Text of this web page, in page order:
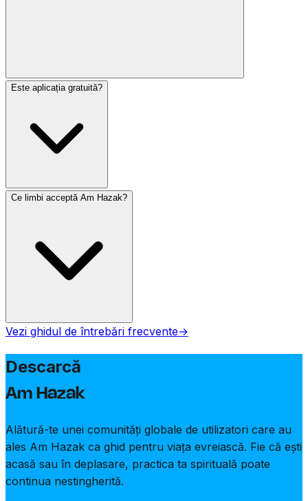
În prezent, Am Hazak este disponibil exclusiv pe
aplicației către utilizatorii Android în viitor.
Este aplicația gratuită?
Da! Am Hazak este complet gratuit de descărcat și
rugăciunile, evenimentele din calendar și notificările sunt
disponibile fără costuri.
Ce limbi acceptă Am Hazak?
Am Hazak acceptă ebraica și engleza, cu rugăciuni
disponibile în textul original ebraic împreună cu traduceri
și transliterări în engleză.
Vezi ghidul de întrebări frecvente→
Descarcă
Am Hazak
Alătură-te unei comunități globale de utilizatori care au
ales Am Hazak ca ghid pentru viața evreiască. Fie că ești
acasă sau în deplasare, practica ta spirituală poate
continua nestingherită.